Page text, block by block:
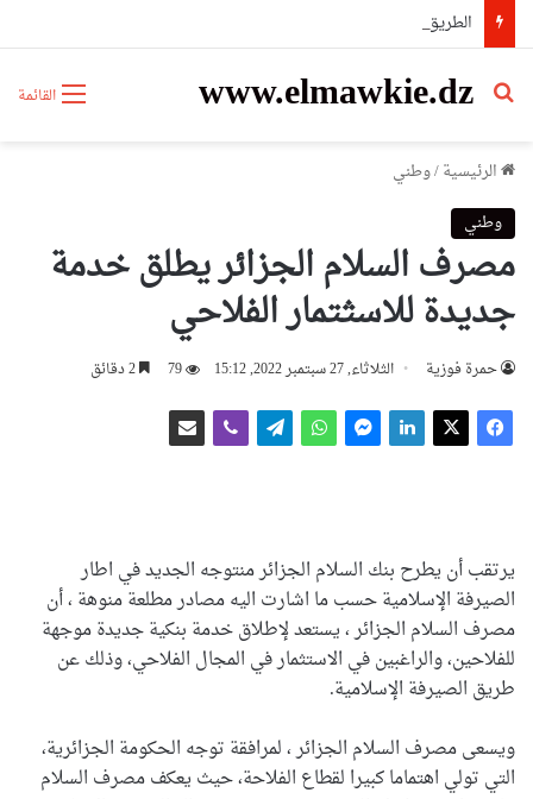
القائمة www.elmawkie.dz
بحث عن
الرئيسية/وطني
وطني
مصرف السلام الجزائر يطلق خدمة
جديدة للاسثتمار الفلاحي
حمرة فوزية الثلاثاء, 27 سبتمبر 2022, 15:12 79
يرتقب أن يطرح بنك السلام الجزائر منتوجه الجديد في اطار
الصيرفة الإسلامية حسب ما اشارت اليه مصادر مطلعة منوهة ، أن
مصرف السلام الجزائر ، يستعد لإطلاق خدمة بنكية جديدة موجهة
للفلاحين، والراغبين في الاستثمار في المجال الفلاحي، وذلك عن
طريق الصيرفة الإسلامية.
ويسعى مصرف السلام الجزائر ، لمرافقة توجه الحكومة الجزائرية،
التي تولي اهتماما كبيرا لقطاع الفلاحة، حيث يعكف مصرف السلام